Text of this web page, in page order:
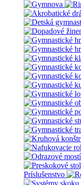
Príslušenstvo